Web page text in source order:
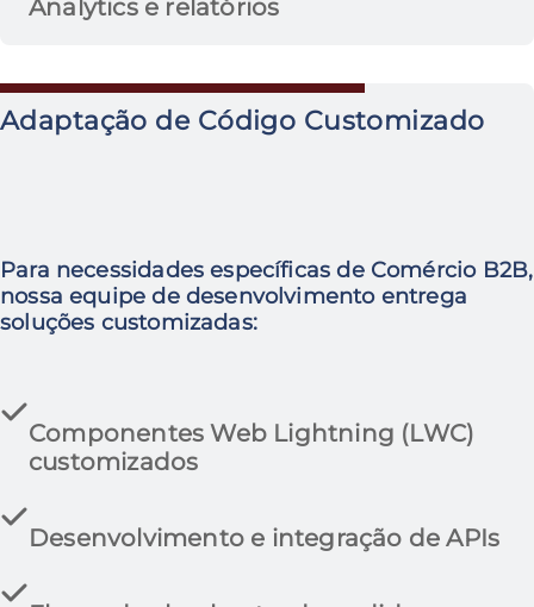
Analytics e relatórios
Adaptação de Código Customizado
Para necessidades específicas de Comércio B2B,
nossa equipe de desenvolvimento entrega
soluções customizadas:
Componentes Web Lightning (LWC)
customizados
Desenvolvimento e integração de APIs